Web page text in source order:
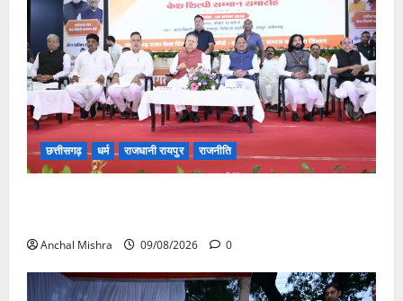
छत्तीसगढ़ धर्म राजधानी रायपुर राजनीति
Anchal Mishra 09/08/2026 0